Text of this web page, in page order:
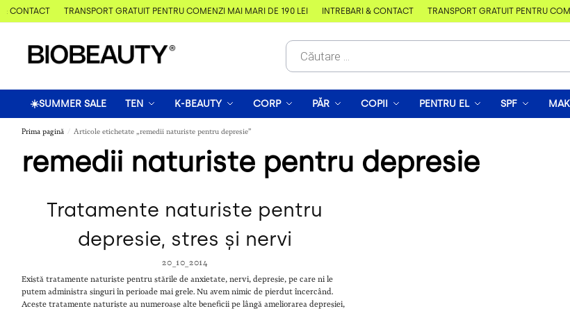
CONTACT TRANSPORT GRATUIT PENTRU COMENZI MAI MARI DE 190 LEI ÎNTREBĂRI & CONTACT TRANSPORT GRATUIT PENTRU
☀️SUMMER SALE TEN K-BEAUTY CORP PĂR COPII PENTRU EL SPF
Prima pagină / Articole etichetate „remedii naturiste pentru depresie”
remedii naturiste pentru depresie
Tratamente naturiste pentru
depresie, stres și nervi
20_10_2014
Există tratamente naturiste pentru stările de anxietate, nervi, depresie, pe care ni le
putem administra singuri în perioade mai grele. Nu avem nimic de pierdut încercând.
Aceste tratamente naturiste au numeroase alte beneficii pe lângă ameliorarea depresiei,